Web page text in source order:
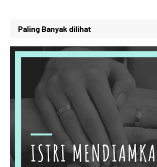
Paling Banyak dilihat